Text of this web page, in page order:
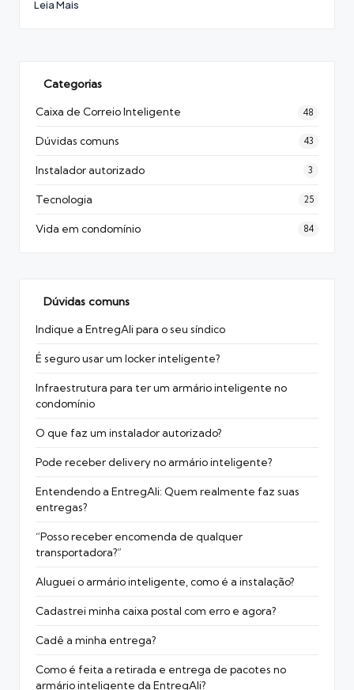
Leia Mais
Categorias
Caixa de Correio Inteligente 48
Dúvidas comuns 43
Instalador autorizado 3
Tecnologia 25
Vida em condomínio 84
Dúvidas comuns
Indique a EntregAli para o seu síndico
É seguro usar um locker inteligente?
Infraestrutura para ter um armário inteligente no
condomínio
O que faz um instalador autorizado?
Pode receber delivery no armário inteligente?
Entendendo a EntregAli: Quem realmente faz suas
entregas?
“Posso receber encomenda de qualquer
transportadora?”
Aluguei o armário inteligente, como é a instalação?
Cadastrei minha caixa postal com erro e agora?
Cadê a minha entrega?
Como é feita a retirada e entrega de pacotes no
armário inteligente da EntregAli?